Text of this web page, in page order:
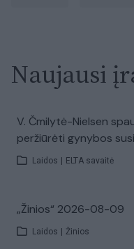
Naujausi
V. Čmilytė-Nielsen
peržiūrėti gynybos
Laidos ELTA savaitė
„Žinios“ 2026-08-09
Laidos Žinios